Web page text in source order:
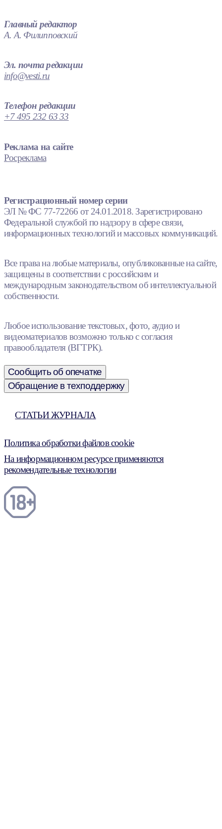
Главный редактор
А. А. Филипповский
Эл. почта редакции
info@vesti.ru
Телефон редакции
+7 495 232 63 33
Реклама на сайте
Росреклама
Регистрационный номер серии
ЭЛ № ФС 77-72266 от 24.01.2018. Зарегистрировано
Федеральной службой по надзору в сфере связи,
информационных технологий и массовых коммуникаций.
Все права на любые материалы, опубликованные на сайте,
защищены в соответствии с российским и
международным законодательством об интеллектуальной
собственности.
Любое использование текстовых, фото, аудио и
видеоматериалов возможно только с согласия
правообладателя (ВГТРК).
Сообщить об опечатке
Обращение в техподдержку
СТАТЬИ ЖУРНАЛА
Политика обработки файлов cookie
На информационном ресурсе применяются
рекомендательные технологии